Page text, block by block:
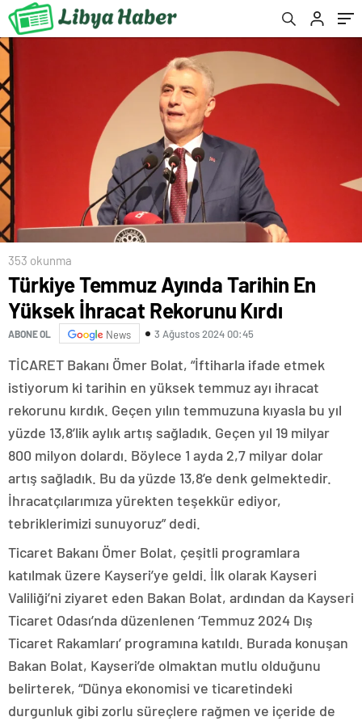
353 okunma
Türkiye Temmuz Ayında Tarihin En
Yüksek İhracat Rekorunu Kırdı
ABONE OL News 3 Ağustos 2024 00:45
TİCARET Bakanı Ömer Bolat, “İftiharla ifade etmek
istiyorum ki tarihin en yüksek temmuz ayı ihracat
rekorunu kırdık. Geçen yılın temmuzuna kıyasla bu yıl
yüzde 13,8’lik aylık artış sağladık. Geçen yıl 19 milyar
800 milyon dolardı. Böylece 1 ayda 2,7 milyar dolar
artış sağladık. Bu da yüzde 13,8’e denk gelmektedir.
İhracatçılarımıza yürekten teşekkür ediyor,
tebriklerimizi sunuyoruz” dedi.
Ticaret Bakanı Ömer Bolat, çeşitli programlara
katılmak üzere Kayseri’ye geldi. İlk olarak Kayseri
Valiliği’ni ziyaret eden Bakan Bolat, ardından da Kayseri
Ticaret Odası’nda düzenlenen ‘Temmuz 2024 Dış
Ticaret Rakamları’ programına katıldı. Burada konuşan
Bakan Bolat, Kayseri’de olmaktan mutlu olduğunu
belirterek, “Dünya ekonomisi ve ticaretindeki
durgunluk gibi zorlu süreçlere rağmen ve içeride de